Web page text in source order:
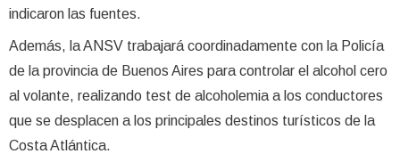
indicaron las fuentes.
Además, la ANSV trabajará coordinadamente con la Policía
de la provincia de Buenos Aires para controlar el alcohol cero
al volante, realizando test de alcoholemia a los conductores
que se desplacen a los principales destinos turísticos de la
Costa Atlántica.